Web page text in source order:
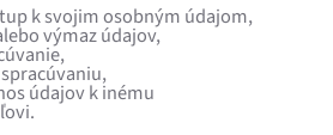
k svojim osobným údajom,
výmaz údajov,
údajov k inému